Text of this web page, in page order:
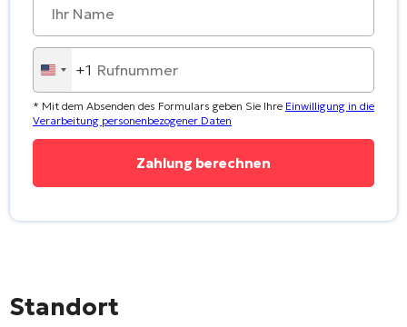
United
States
+1
+1
* Mit dem Absenden des Formulars geben Sie Ihre Einwilligung in die
Verarbeitung personenbezogener Daten
Standort